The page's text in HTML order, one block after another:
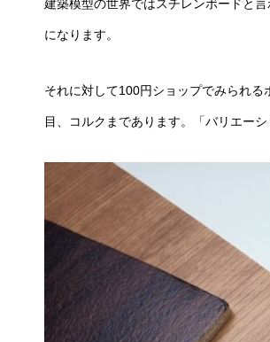
建築模型の世界ではスチレンボードと
になります。
それに対して100円ショップでみられ
目、コルクまであります。「バリエー